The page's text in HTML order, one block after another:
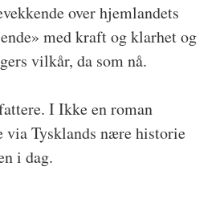
over hjemlandets
med kraft og klarhet og
vilkår, da som nå.
I Ikke en roman
via Tysklands nære historie
i dag.